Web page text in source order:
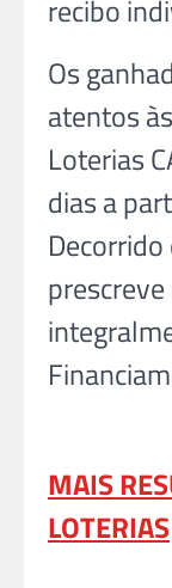
recibo
Os
atentos
Loterias
dias a
MAIS
LOTERIAS